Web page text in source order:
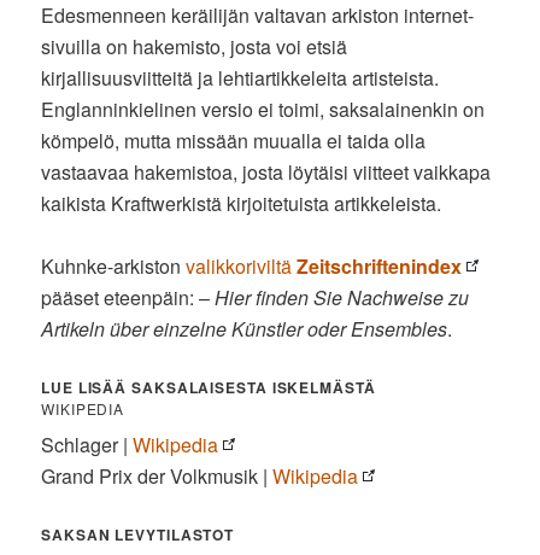
Edesmenneen keräilijän valtavan arkiston internet-
sivuilla on hakemisto, josta voi etsiä
kirjallisuusviitteitä ja lehtiartikkeleita artisteista.
Englanninkielinen versio ei toimi, saksalainenkin on
kömpelö, mutta missään muualla ei taida olla
vastaavaa hakemistoa, josta löytäisi viitteet vaikkapa
kaikista Kraftwerkistä kirjoitetuista artikkeleista.
Kuhnke-arkistonvalikkoriviltäZeitschriftenindex
pääset eteenpäin: –Hier finden Sie Nachweise zu
Artikeln über einzelne Künstler oder Ensembles.
LUE LISÄÄ SAKSALAISESTA ISKELMÄSTÄ
WIKIPEDIA
Schlager |Wikipedia
Grand Prix der Volkmusik |Wikipedia
SAKSAN LEVYTILASTOT